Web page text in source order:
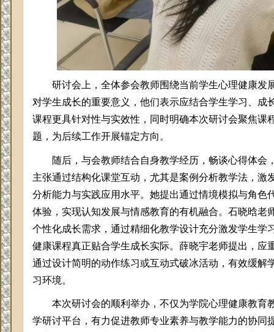
研讨会上 ，全体参会教师围绕当前学生心理健康发
对学生成长的重要意义，他们表示应结合学生学习、成
课程更具针对性与实效性，同时明确本次研讨会聚焦课
题，为后续工作开展锚定方向。
随后，与会教师结合自身教学经历，畅谈心得体会
主张通过结构化课堂互动，尤其是案例分析教学法， 激
分析能力与实践应用水平。她提出通过情境模拟与角色
体验，实现认知发展与情感教育的有机融合。石晓晗老
个性化成长需求，通过精细化教学设计充分激发学生学
健康课程真正贴合学生成长实际。 薛晓宇老师提出，应
通过设计简明的动作练习或互动式破冰活动，有效缓解
习环境。
本次研讨会的顺利举办，不仅为学院心理健康教育
学研讨平台，有力促进教师专业素养与教学能力的协同